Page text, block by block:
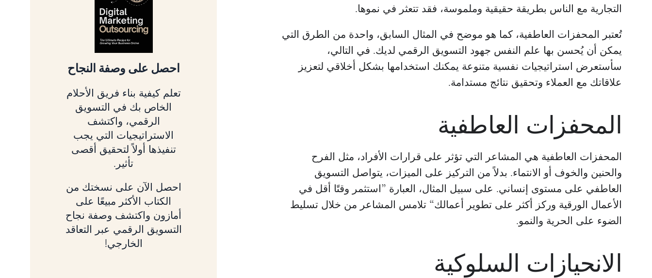
التجارية مع الناس بطريقة حقيقية وملموسة، فقد تتعثر في نموها.
تُعتبر المحفزات العاطفية، كما هو موضح في المثال السابق، واحدة من الطرق التي
يمكن أن يُحسن بها علم النفس جهود التسويق الرقمي لديك. في التالي،
سأستعرض استراتيجيات نفسية متنوعة يمكنك استخدامها بشكل أخلاقي لتعزيز
علاقاتك مع العملاء وتحقيق نتائج مستدامة.
المحفزات العاطفية
المحفزات العاطفية هي المشاعر التي تؤثر على قرارات الأفراد، مثل الفرح
والحنين والخوف أو الانتماء. بدلاً من التركيز على الميزات، يتواصل التسويق
العاطفي على مستوى إنساني. على سبيل المثال، العبارة ”استثمر وقتًا أقل في
الأعمال الورقية وركز أكثر على تطوير أعمالك“ تلامس المشاعر من خلال تسليط
الضوء على الحرية والنمو.
الانحيازات السلوكية
احصل على وصفة النجاح
تعلم كيفية بناء فريق الأحلام
الخاص بك في التسويق
الرقمي، واكتشف
الاستراتيجيات التي يجب
تنفيذها أولاً لتحقيق أقصى
تأثير.
احصل الآن على نسختك من
الكتاب الأكثر مبيعًا على
أمازون واكتشف وصفة نجاح
التسويق الرقمي عبر التعاقد
الخارجي!